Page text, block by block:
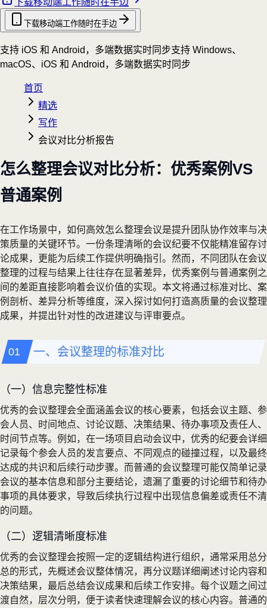
下载移动端工作随时在手边
支持 iOS 和 Android，多端数据实时同步支持 Windows、
macOS、iOS 和 Android，多端数据实时同步
首页
精选
写作
会议对比分析报告
怎么整理会议对比分析：优秀案例VS
普通案例
在工作场景中，如何高效怎么整理会议是提升团队协作效率与决
策质量的关键环节。一份条理清晰的会议纪要不仅能精准留存讨
论成果，更能为后续工作提供明确指引。然而，不同团队在会议
整理的过程与结果上往往存在显著差异，优秀案例与普通案例之
间的差距直接影响着会议价值的实现。本文将通过标准对比、案
例剖析、差异分析等维度，深入探讨如何打造高质量的会议整理
成果，并提出针对性的改进建议与评审要点。
一、会议整理的标准对比
（一）信息完整性标准
优秀的会议整理会全面涵盖会议的核心要素，包括会议主题、参
会人员、时间地点、讨论议题、决策结果、待办事项及责任人、
时间节点等。例如，在一场项目启动会议中，优秀的纪要会详细
记录每个参会人员的发言要点、不同观点的碰撞过程，以及最终
达成的共识和后续行动步骤。而普通的会议整理可能仅简单记录
会议的基本信息和部分主要结论，遗漏了重要的讨论细节和待办
事项的具体要求，导致后续执行过程中出现信息偏差或责任不清
的问题。
（二）逻辑清晰度标准
优秀的会议整理会按照一定的逻辑结构进行组织，通常采用总分
总的形式，先概述会议整体情况，再分议题详细阐述讨论内容和
决策结果，最后总结会议成果和后续工作安排。每个议题之间过
渡自然，层次分明，便于读者快速理解会议的核心内容。普通的